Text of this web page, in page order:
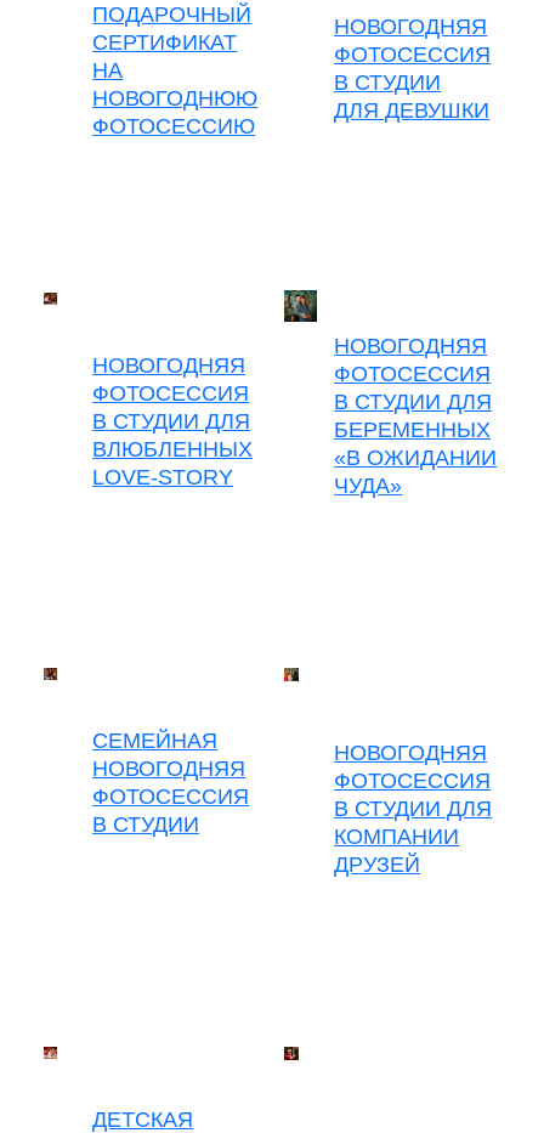
ПОДАРОЧНЫЙ
СЕРТИФИКАТ
НА
НОВОГОДНЮЮ
ФОТОСЕССИЮ
НОВОГОДНЯЯ
ФОТОСЕССИЯ
В СТУДИИ
ДЛЯ ДЕВУШКИ
НОВОГОДНЯЯ
ФОТОСЕССИЯ
В СТУДИИ ДЛЯ
ВЛЮБЛЕННЫХ
LOVE-STORY
НОВОГОДНЯЯ
ФОТОСЕССИЯ
В СТУДИИ ДЛЯ
БЕРЕМЕННЫХ
«В ОЖИДАНИИ
ЧУДА»
СЕМЕЙНАЯ
НОВОГОДНЯЯ
ФОТОСЕССИЯ
В СТУДИИ
НОВОГОДНЯЯ
ФОТОСЕССИЯ
В СТУДИИ ДЛЯ
КОМПАНИИ
ДРУЗЕЙ
ДЕТСКАЯ